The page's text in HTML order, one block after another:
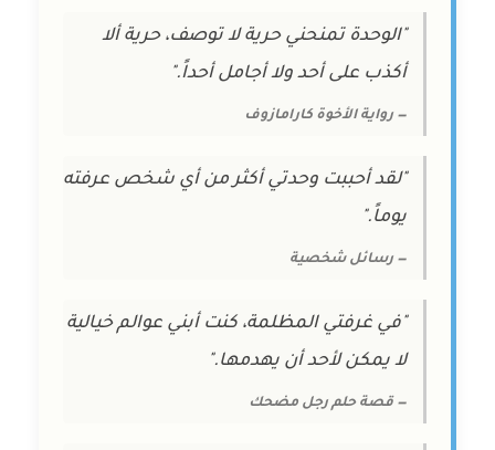
"الوحدة تمنحني حرية لا توصف، حرية ألا
أكذب على أحد ولا أجامل أحداً."
— رواية الأخوة كارامازوف
"لقد أحببت وحدتي أكثر من أي شخص عرفته
يوماً."
— رسائل شخصية
"في غرفتي المظلمة، كنت أبني عوالم خيالية
لا يمكن لأحد أن يهدمها."
— قصة حلم رجل مضحك